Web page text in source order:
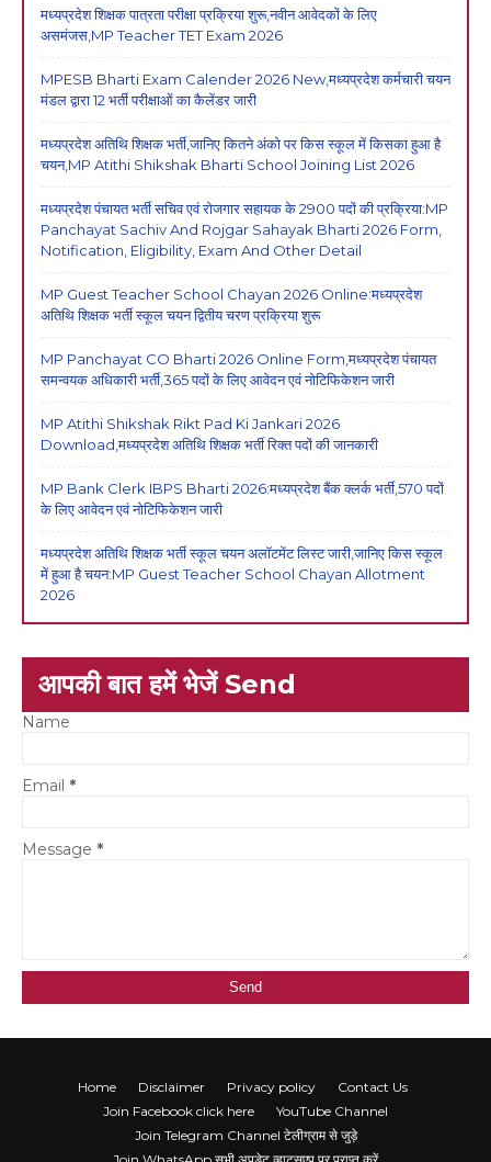
मध्यप्रदेश शिक्षक पात्रता परीक्षा प्रक्रिया शुरू,नवीन आवेदकों के लिए
असमंजस,MP Teacher TET Exam 2026
MPESB Bharti Exam Calender 2026 New,मध्यप्रदेश कर्मचारी चयन
मंडल द्वारा 12 भर्ती परीक्षाओं का कैलेंडर जारी
मध्यप्रदेश अतिथि शिक्षक भर्ती,जानिए कितने अंको पर किस स्कूल में किसका हुआ है
चयन,MP Atithi Shikshak Bharti School Joining List 2026
मध्यप्रदेश पंचायत भर्ती सचिव एवं रोजगार सहायक के 2900 पदों की प्रक्रिया:MP
Panchayat Sachiv And Rojgar Sahayak Bharti 2026 Form,
Notification, Eligibility, Exam And Other Detail
MP Guest Teacher School Chayan 2026 Online:मध्यप्रदेश
अतिथि शिक्षक भर्ती स्कूल चयन द्वितीय चरण प्रक्रिया शुरू
MP Panchayat CO Bharti 2026 Online Form,मध्यप्रदेश पंचायत
समन्वयक अधिकारी भर्ती,365 पदों के लिए आवेदन एवं नोटिफिकेशन जारी
MP Atithi Shikshak Rikt Pad Ki Jankari 2026
Download,मध्यप्रदेश अतिथि शिक्षक भर्ती रिक्त पदों की जानकारी
MP Bank Clerk IBPS Bharti 2026:मध्यप्रदेश बैंक क्लर्क भर्ती,570 पदों
के लिए आवेदन एवं नोटिफिकेशन जारी
मध्यप्रदेश अतिथि शिक्षक भर्ती स्कूल चयन अलॉटमेंट लिस्ट जारी,जानिए किस स्कूल
में हुआ है चयन:MP Guest Teacher School Chayan Allotment
2026
आपकी बात हमें भेजें Send
Name
Email *
Message *
Home Disclaimer Privacy policy
Contact Us
Join Facebook click here
YouTube Channel
Join Telegram Channel टेलीग्राम से जुड़े
Join WhatsApp सभी अपडेट व्हाट्सएप पर प्राप्त करें